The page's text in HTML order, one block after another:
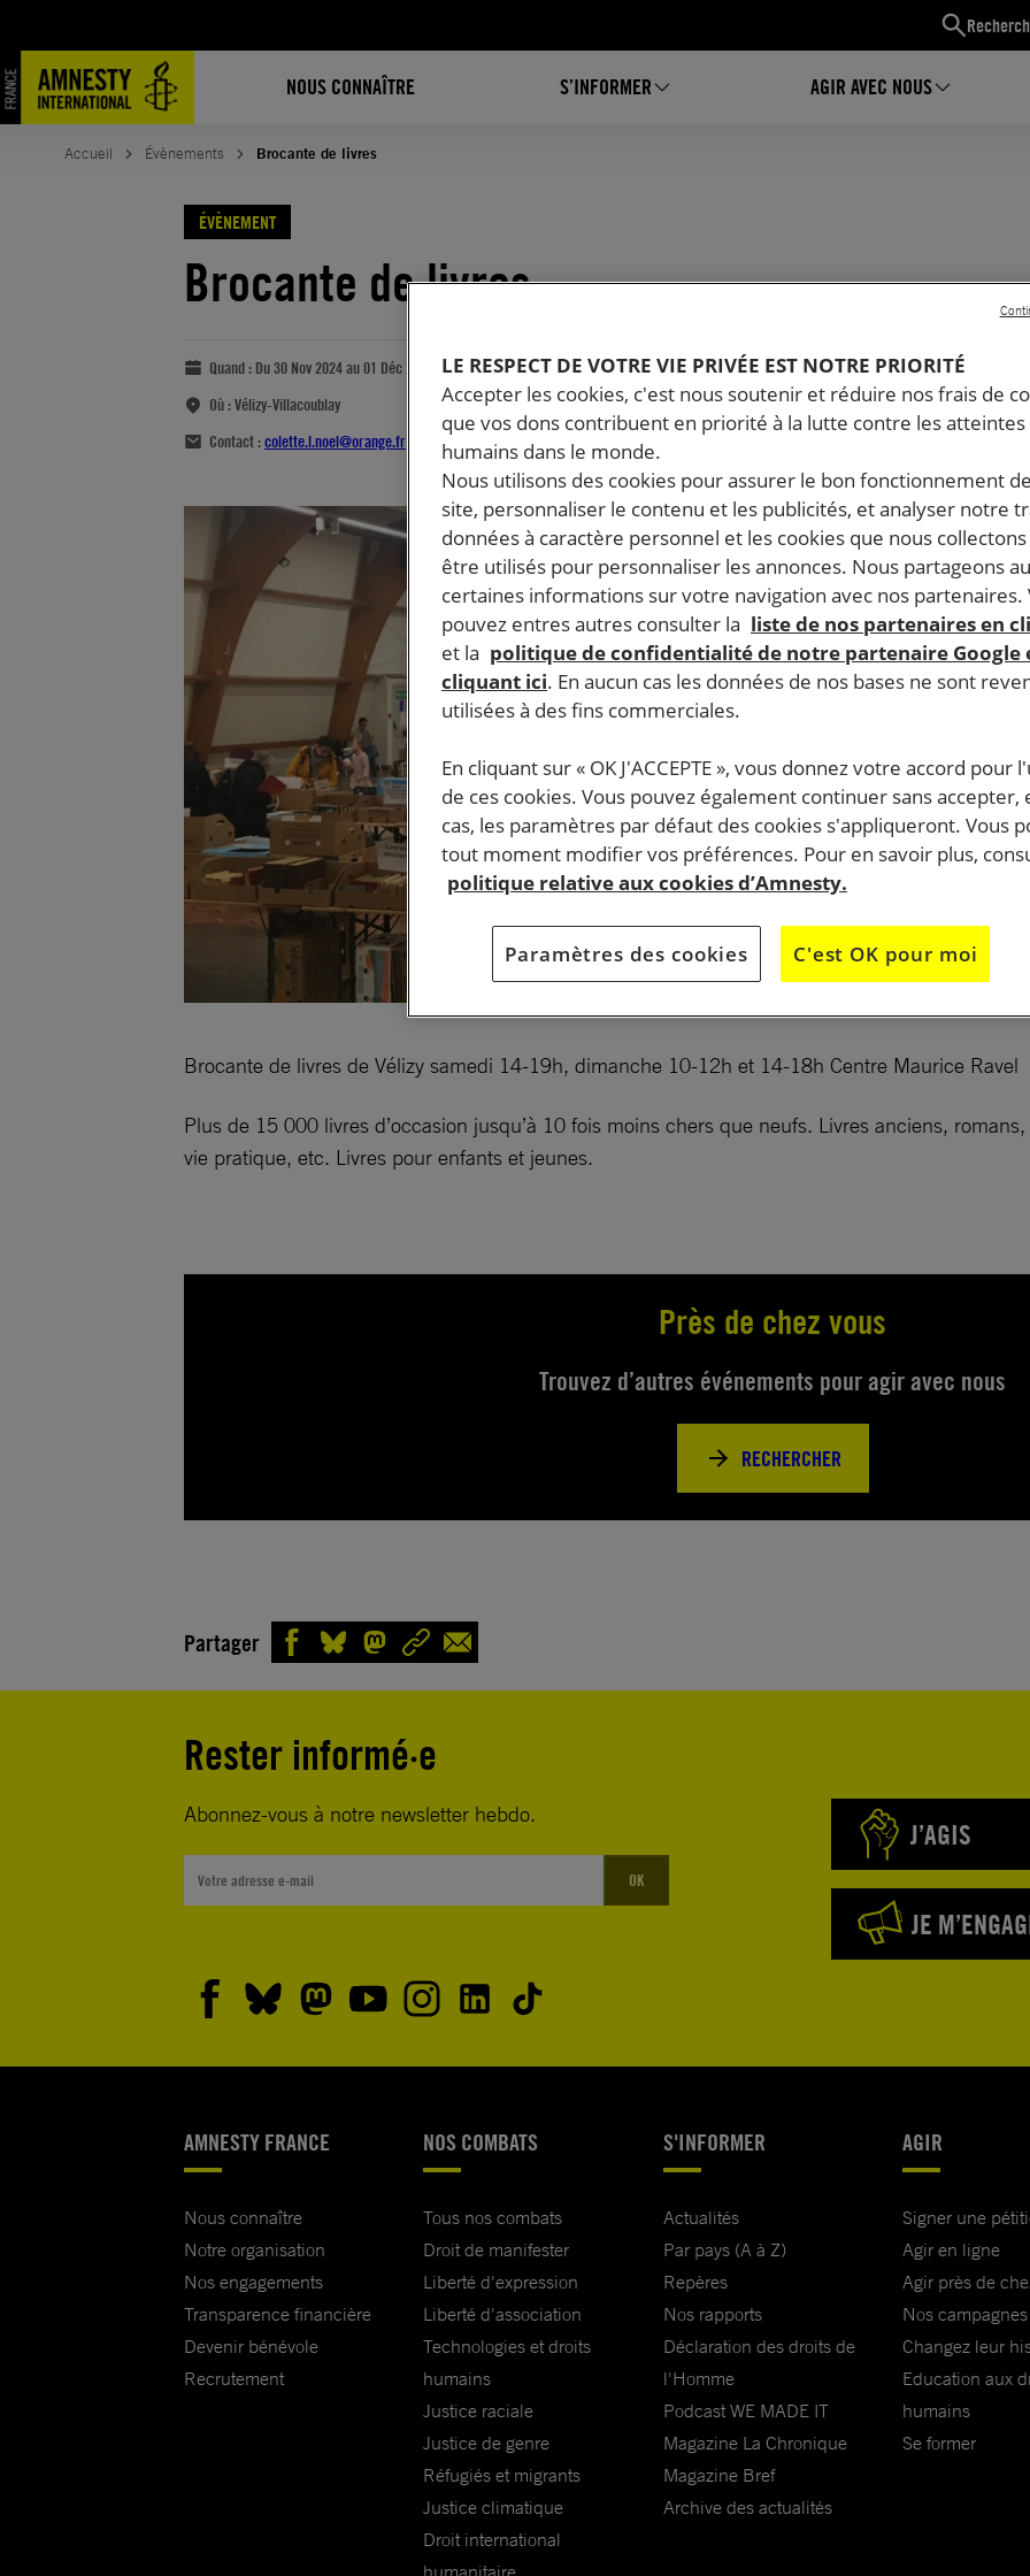
NOUS CONNAÎTRE S’INFORMER AGIR AVEC NOUS
Accueil Évènements Brocante de livres
ÉVÈNEMENT
Brocante de livres
Quand : Du 30 Nov 2024 au 01 Déc 2024
Où :Vélizy-Villacoublay
Contact :colette.l.noel@orange.fr
Brocante de livres de Vélizy samedi 14-19h, dimanche 10-12h et 14-18h Centre Maurice Ravel
Plus de 15 000 livres d’occasion jusqu’à 10 fois moins chers que neufs. Livres anciens,
vie pratique, etc. Livres pour enfants et jeunes.
Près de chez vous
Trouvez d’autres événements pour agir avec nous
RECHERCHER
Partager
Rester informé·e
Abonnez-vous à notre newsletter hebdo.
OK
J’AGIS
JE
AMNESTY FRANCE
Nous connaître
Notre organisation
Nos engagements
Transparence financière
Devenir bénévole
Recrutement
NOS COMBATS
Tous nos combats
Droit de manifester
Liberté d'expression
Liberté d'association
Technologies et droits
humains
Justice raciale
Justice de genre
Réfugiés et migrants
Justice climatique
Droit international
humanitaire
S'INFORMER
Actualités
Par pays (A à Z)
Repères
Nos rapports
Déclaration des droits de
l'Homme
Podcast WE MADE IT
Magazine La Chronique
Magazine Bref
Archive des actualités
AGIR
Signer une
Agir en ligne
Agir près de
Nos campagnes
Changez leur
Education aux
humains
Se former
LE RESPECT DE VOTRE VIE PRIVÉE EST NOTRE PRIORITÉ
Accepter les cookies, c'est nous soutenir et réduire nos frais de
que vos dons contribuent en priorité à la lutte contre les
humains dans le monde.
Nous utilisons des cookies pour assurer le bon fonctionnement
site, personnaliser le contenu et les publicités, et analyser notre
données à caractère personnel et les cookies que nous
être utilisés pour personnaliser les annonces. Nous partageons
certaines informations sur votre navigation avec nos partenaires.
pouvez entres autres consulter la liste de nos partenaires en
et la politique de confidentialité de notre partenaire Google
cliquant ici. En aucun cas les données de nos bases ne sont
utilisées à des fins commerciales.
En cliquant sur « OK J'ACCEPTE », vous donnez votre accord pour
de ces cookies. Vous pouvez également continuer sans accepter,
cas, les paramètres par défaut des cookies s'appliqueront. Vous
tout moment modifier vos préférences. Pour en savoir plus,
politique relative aux cookies d’Amnesty.
Paramètres des cookies C'est OK pour moi